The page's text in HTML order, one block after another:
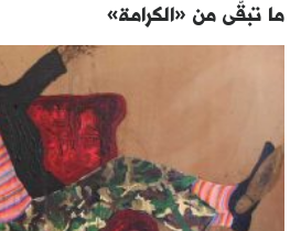
ما تبقّى من «الكرامة»